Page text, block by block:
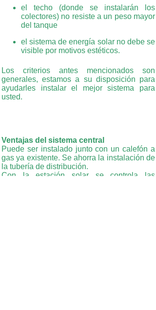
el techo (donde se instalarán los
colectores) no resiste a un peso mayor
del tanque
el sistema de energía solar no debe se
visible por motivos estéticos.
Los criterios antes mencionados son
generales, estamos a su disposición para
ayudarles instalar el mejor sistema para
usted.
Ventajas del sistema central
Puede ser instalado junto con un calefón a
gas ya existente. Se ahorra la instalación de
la tubería de distribución.
Con la estación solar se controla las